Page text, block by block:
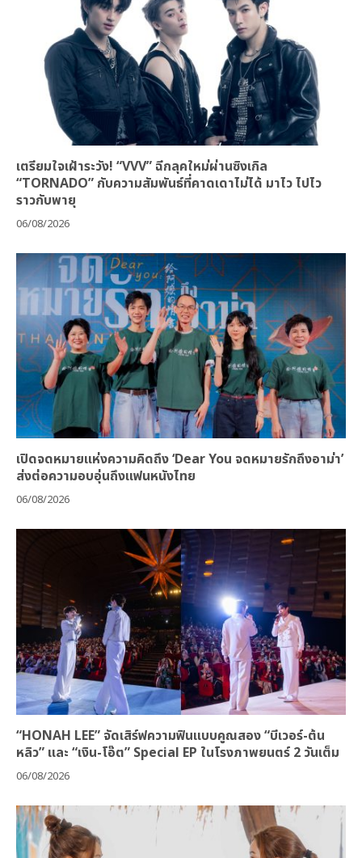
เตรียมใจเฝ้าระวัง! “VVV” ฉีกลุคใหม่ผ่านซิงเกิล
“TORNADO” กับความสัมพันธ์ที่คาดเดาไม่ได้ มาไว ไปไว
ราวกับพายุ
06/08/2026
เปิดจดหมายแห่งความคิดถึง ‘Dear You จดหมายรักถึงอาม่า’
ส่งต่อความอบอุ่นถึงแฟนหนังไทย
06/08/2026
“HONAH LEE” จัดเสิร์ฟความฟินแบบคูณสอง “บีเวอร์-ต้น
หลิว” และ “เงิน-โอ๊ต” Special EP ในโรงภาพยนตร์ 2 วันเต็ม
06/08/2026